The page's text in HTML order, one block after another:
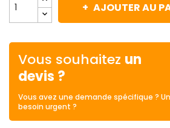
AJOUTER AU
Vous souhaitez un
devis ?
Vous avez une demande spécifique ? Un
besoin urgent ?